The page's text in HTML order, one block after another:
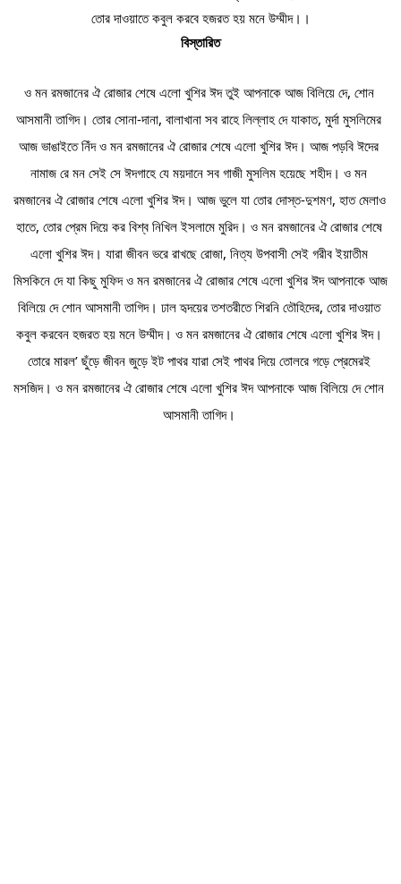
তোর দাওয়াতে কবুল করবে হজরত হয় মনে উম্মীদ।।
বিস্তারিত
ও মন রমজানের ঐ রোজার শেষে এলো খুশির ঈদ তুই আপনাকে আজ বিলিয়ে দে, শোন
আসমানী তাগিদ। তোর সোনা-দানা, বালাখানা সব রাহে লিল্লাহ দে যাকাত, মুর্দা মুসলিমের
আজ ভাঙাইতে নিঁদ ও মন রমজানের ঐ রোজার শেষে এলো খুশির ঈদ। আজ পড়বি ঈদের
নামাজ রে মন সেই সে ঈদগাহে যে ময়দানে সব গাজী মুসলিম হয়েছে শহীদ। ও মন
রমজানের ঐ রোজার শেষে এলো খুশির ঈদ। আজ ভুলে যা তোর দোস্ত-দুশমণ, হাত মেলাও
হাতে, তোর প্রেম দিয়ে কর বিশ্ব নিখিল ইসলামে মুরিদ। ও মন রমজানের ঐ রোজার শেষে
এলো খুশির ঈদ। যারা জীবন ভরে রাখছে রোজা, নিত্য উপবাসী সেই গরীব ইয়াতীম
মিসকিনে দে যা কিছু মুফিদ ও মন রমজানের ঐ রোজার শেষে এলো খুশির ঈদ আপনাকে আজ
বিলিয়ে দে শোন আসমানী তাগিদ। ঢাল হৃদয়ের তশতরীতে শিরনি তৌহিদের, তোর দাওয়াত
কবুল করবেন হজরত হয় মনে উম্মীদ। ও মন রমজানের ঐ রোজার শেষে এলো খুশির ঈদ।
তোরে মারল’ ছুঁড়ে জীবন জুড়ে ইট পাথর যারা সেই পাথর দিয়ে তোলরে গড়ে প্রেমেরই
মসজিদ। ও মন রমজানের ঐ রোজার শেষে এলো খুশির ঈদ আপনাকে আজ বিলিয়ে দে শোন
আসমানী তাগিদ।